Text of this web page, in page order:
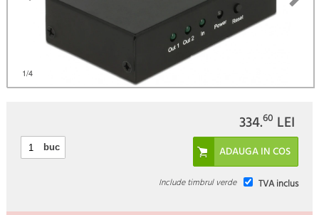
1/4
334.60 LEI
buc
TVA inclus
Include timbrul verde